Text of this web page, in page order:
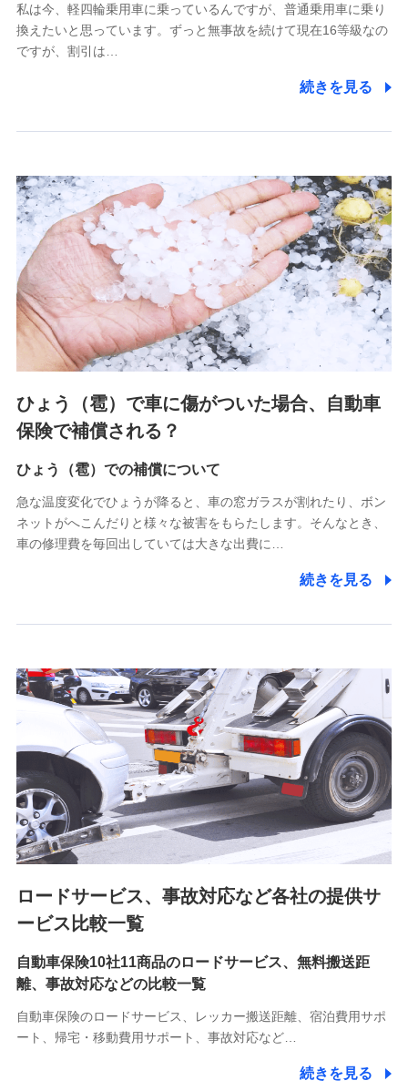
(https://pshoken.co.jp/)
リトルファミリー少額短期保険株式会社
(https://www.littlefamily-ssi.com/)
郵便、電話、およびＥメール等により、当社と取引のあるも
た維持管理等の委託業務遂行のため、またそれらに付帯、関
連する当社および提携会社のサービスを案内、提供するため
（なお、当社は複数の保険会社と取引があり、取得した個人
情報を取引のある他の保険会社の商品・サービスをご提案す
るために利用させていただくことがあります。）
上記に係る連絡・手続き・管理等付帯業務を行うため
3.セミナー募集サイトから取得した個人情報
各種セミナーの案内、開催のため
上記に係る連絡・手続き・管理等付帯業務を行うため
4.家族・友達紹介にて取得した個人情報
被紹介者への連絡、及び当社と取引のあるもしくは委託を受
けている保険会社・提携会社の保険その他に関する情報を提
供し、金融商品等の契約を勧奨するため
アンケートやキャンペーン等の実施のため
上記に係る連絡・手続き・管理等付帯業務を行うため
5.通話録音にて取得する情報
7.社員（従業者）の個人情報
人事･勤怠･健康・労務等の管理、給与支給、福利厚生・採用
退職関連処理等の各種手続きのため、当社と従業員または従
業員同士の連絡のため
8.取引先個人情報
取引先としての選定業務、営業情報の提供業務、契約締結手
続き業務、取引管理業務、およびこれらに準ずる業務の遂行
のため
9.お問い合わせ情報
各種お問い合わせに対応するため
10.受託業務の 個人情報
受託業務の遂行およびこれらに準ずる業務の遂行のため
11.マイカー通勤管理クラウド並びに法人向けASPサー
私は今、軽四輪乗用車に乗っているんですが、普通乗用車に乗り
換えたいと思っています。ずっと無事故を続けて現在16等級なの
ですが、割引は…
続きを見る
ひょう（雹）で車に傷がついた場合、自動車
保険で補償される？
ひょう（雹）での補償について
急な温度変化でひょうが降ると、車の窓ガラスが割れたり、ボン
ネットがへこんだりと様々な被害をもらたします。そんなとき、
車の修理費を毎回出していては大きな出費に…
続きを見る
ロードサービス、事故対応など各社の提供サ
ービス比較一覧
自動車保険10社11商品のロードサービス、無料搬送距
離、事故対応などの比較一覧
自動車保険のロードサービス、レッカー搬送距離、宿泊費用サポ
ート、帰宅・移動費用サポート、事故対応など…
続きを見る